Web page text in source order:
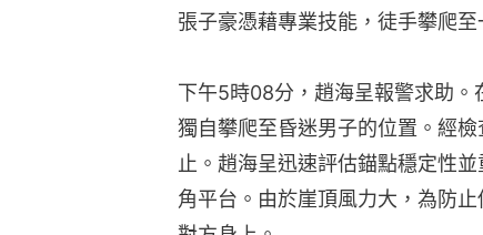
張子豪憑藉專業技能，徒手攀爬
下午5時08分，趙海呈報警求助。
獨自攀爬至昏迷男子的位置。經
止。趙海呈迅速評估錨點穩定性
角平台。由於崖頂風力大，為防